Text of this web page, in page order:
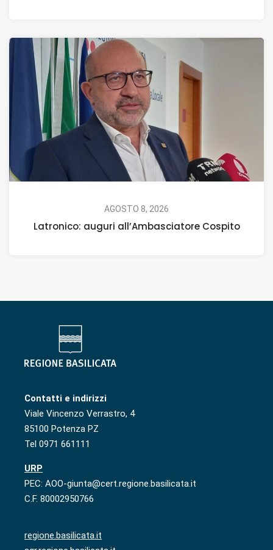
AGOSTO 8, 2026
Latronico: auguri all’Ambasciatore Cospito
Contatti e indirizzi
Viale Vincenzo Verrastro, 4
85100 Potenza PZ
Tel 0971 661111
URP
PEC: AOO-giunta@cert.regione.basilicata.it
C.F. 80002950766
regione.basilicata.it